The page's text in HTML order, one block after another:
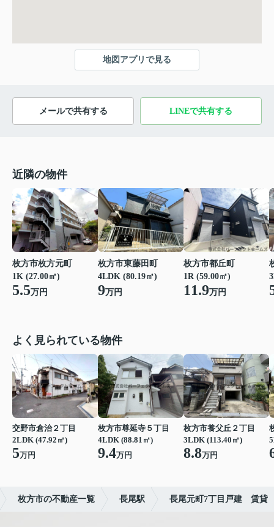
地図アプリで見る
メールで共有する LINEで共有する
近隣の物件
枚方市枚方元町
1K (27.00㎡)
5.5万円
枚方市東藤田町
4LDK (80.19㎡)
9万円
枚方市都丘町
1R (59.00㎡)
11.9万円
よく見られている物件
交野市倉治２丁目
2LDK (47.92㎡)
5万円
枚方市尊延寺５丁目
4LDK (88.81㎡)
9.4万円
枚方市養父丘２丁目
3LDK (113.40㎡)
8.8万円
枚方市の不動産一覧 長尾駅 長尾元町7丁目戸建 賃貸